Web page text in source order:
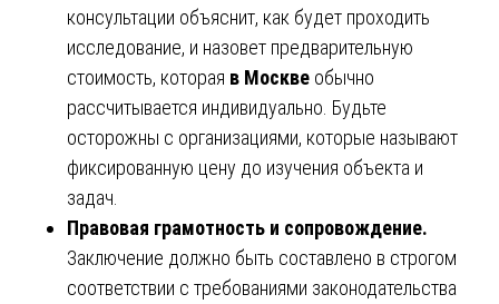
консультации объяснит, как будет проходить
исследование, и назовет предварительную
стоимость, которая в Москве обычно
рассчитывается индивидуально. Будьте
осторожны с организациями, которые называют
фиксированную цену до изучения объекта и
задач.
Правовая грамотность и сопровождение.
Заключение должно быть составлено в строгом
соответствии с требованиями законодательства